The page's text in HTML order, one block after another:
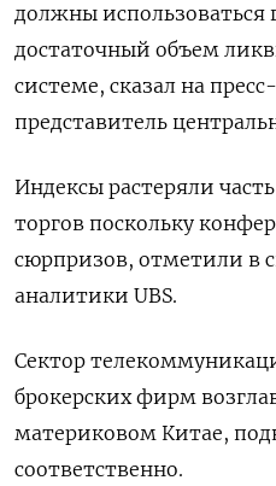
должны использоваться
достаточный объем
системе, сказал на
представитель
Индексы растеряли
торгов поскольку
сюрпризов, отметили в
аналитики UBS.
Сектор
брокерских фирм
материковом Китае,
соответственно.